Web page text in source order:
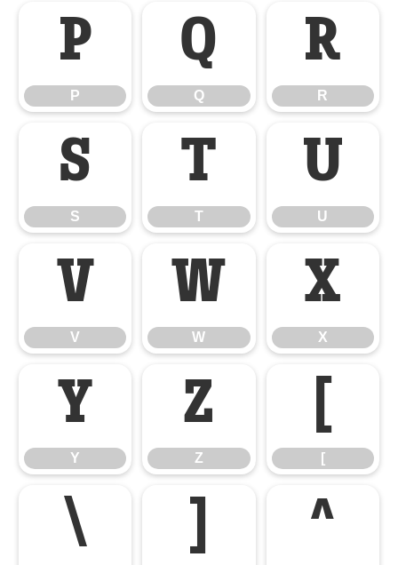
P
P
Q
Q
R
R
S
S
T
T
U
U
V
V
W
W
X
X
Y
Y
Z
Z
[
[
\ ] ^